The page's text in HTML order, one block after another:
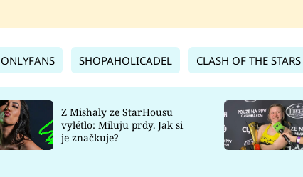
ONLYFANS SHOPAHOLICADEL CLASH OF THE STARS
Z Mishaly ze StarHousu
vylétlo: Miluju prdy. Jak si
je značkuje?